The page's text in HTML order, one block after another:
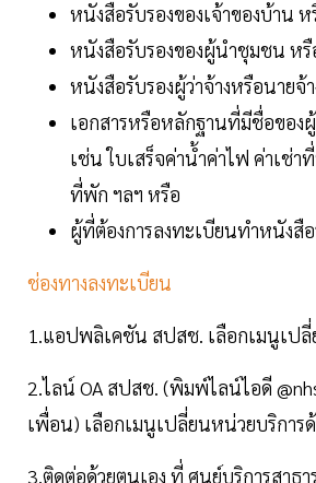
หนังสือรับรองของเจ้าของบ้าน ห
หนังสือรับรองของผู้นำชุมชน หรื
หนังสือรับรองผู้ว่าจ้างหรือนายจ้
เอกสารหรือหลักฐานที่มีชื่อของ
เช่น ใบเสร็จค่าน้ำค่าไฟ ค่าเช่
ที่พัก ฯลฯ หรือ
ผู้ที่ต้องการลงทะเบียนทำหนังสื
ช่องทางลงทะเบียน
1.แอปพลิเคชัน สปสช. เลือกเมนูเป
2.ไลน์ OA สปสช. (พิมพ์ไลน์ไอดี
เพื่อน) เลือกเมนูเปลี่ยนหน่วยบริการ
3.ติดต่อด้วยตนเอง ที่ ศูนย์บริการสาธ